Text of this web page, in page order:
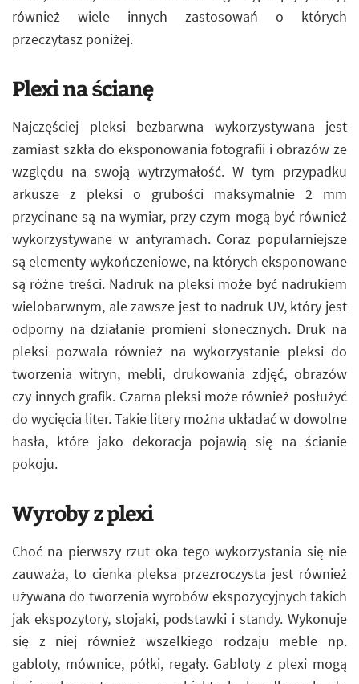
również wiele innych zastosowań o których
przeczytasz poniżej.
Plexi na ścianę
Najczęściej pleksi bezbarwna wykorzystywana jest
zamiast szkła do eksponowania fotografii i obrazów ze
względu na swoją wytrzymałość. W tym przypadku
arkusze z pleksi o grubości maksymalnie 2 mm
przycinane są na wymiar, przy czym mogą być również
wykorzystywane w antyramach. Coraz popularniejsze
są elementy wykończeniowe, na których eksponowane
są różne treści. Nadruk na pleksi może być nadrukiem
wielobarwnym, ale zawsze jest to nadruk UV, który jest
odporny na działanie promieni słonecznych. Druk na
pleksi pozwala również na wykorzystanie pleksi do
tworzenia witryn, mebli, drukowania zdjęć, obrazów
czy innych grafik. Czarna pleksi może również posłużyć
do wycięcia liter. Takie litery można układać w dowolne
hasła, które jako dekoracja pojawią się na ścianie
pokoju.
Wyroby z plexi
Choć na pierwszy rzut oka tego wykorzystania się nie
zauważa, to cienka pleksa przezroczysta jest również
używana do tworzenia wyrobów ekspozycyjnych takich
jak ekspozytory, stojaki, podstawki i standy. Wykonuje
się z niej również wszelkiego rodzaju meble np.
gabloty, mównice, półki, regały. Gabloty z plexi mogą